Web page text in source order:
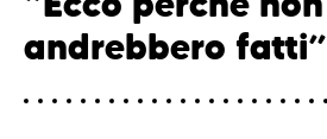
andrebbero fatti”